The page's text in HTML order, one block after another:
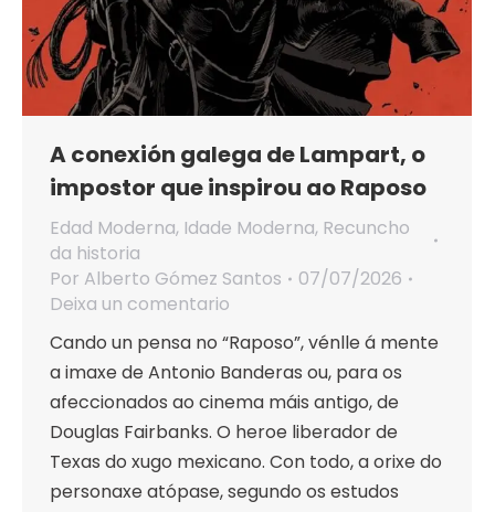
A conexión galega de Lampart, o
impostor que inspirou ao Raposo
Edad Moderna, Idade Moderna, Recuncho
da historia
Por Alberto Gómez Santos
07/07/2026
Deixa un comentario
Cando un pensa no “Raposo”, vénlle á mente
a imaxe de Antonio Banderas ou, para os
afeccionados ao cinema máis antigo, de
Douglas Fairbanks. O heroe liberador de
Texas do xugo mexicano. Con todo, a orixe do
personaxe atópase, segundo os estudos